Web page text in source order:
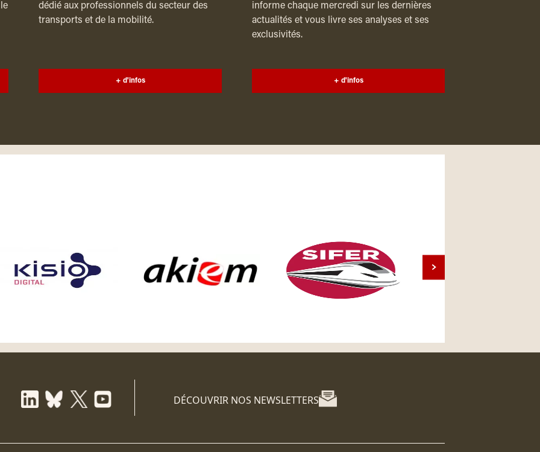
dédié aux professionnels du secteur des
transports et de la mobilité.
+ d'infos
informe chaque mercredi sur les dernières
actualités et vous livre ses analyses et ses
exclusivités.
+ d'infos
DÉCOUVRIR NOS NEWSLETTERS